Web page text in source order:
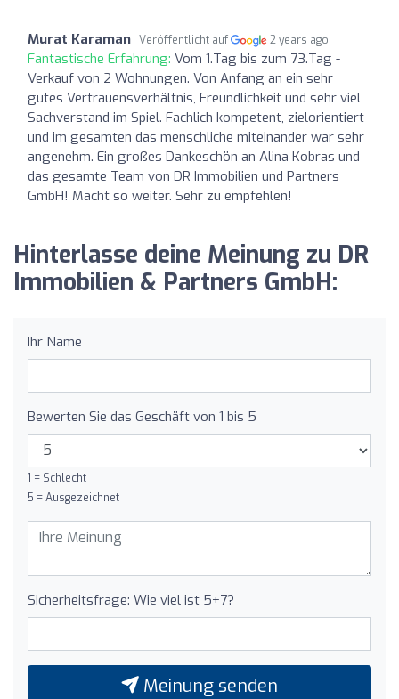
Murat Karaman Veröffentlicht auf 2 years ago
Fantastische Erfahrung: Vom 1.Tag bis zum 73.Tag -
Verkauf von 2 Wohnungen. Von Anfang an ein sehr
gutes Vertrauensverhältnis, Freundlichkeit und sehr viel
Sachverstand im Spiel. Fachlich kompetent, zielorientiert
und im gesamten das menschliche miteinander war sehr
angenehm. Ein großes Dankeschön an Alina Kobras und
das gesamte Team von DR Immobilien und Partners
GmbH! Macht so weiter. Sehr zu empfehlen!
Hinterlasse deine Meinung zu DR
Immobilien & Partners GmbH:
Ihr Name
Bewerten Sie das Geschäft von 1 bis 5
1 = Schlecht
5 = Ausgezeichnet
Sicherheitsfrage: Wie viel ist 5+7?
Meinung senden